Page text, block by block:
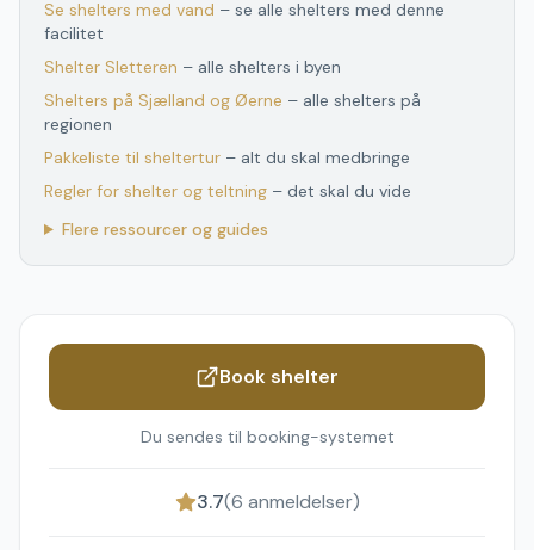
Se shelters med vand – se alle shelters med denne
facilitet
Shelter Sletteren – alle shelters i byen
Shelters på Sjælland og Øerne – alle shelters på
regionen
Pakkeliste til sheltertur – alt du skal medbringe
Regler for shelter og teltning – det skal du vide
Flere ressourcer og guides
Book shelter
Du sendes til booking-systemet
3.7(6 anmeldelser)